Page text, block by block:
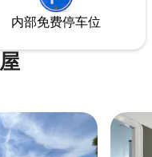
内部免费停车位